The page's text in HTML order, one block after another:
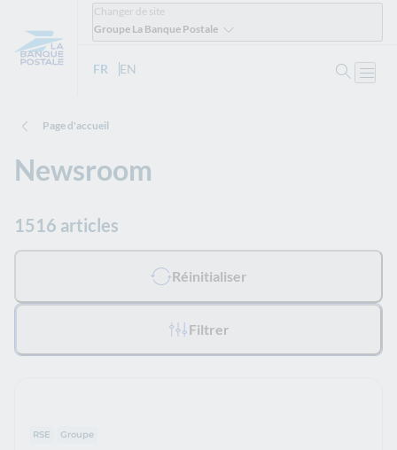
Changer de site
Groupe La Banque Postale
FR - Version française
EN
Page d'accueil
Newsroom
1516 articles
Tous les filtres appliqués :
Réinitialiser
Filtrer
RSE Groupe